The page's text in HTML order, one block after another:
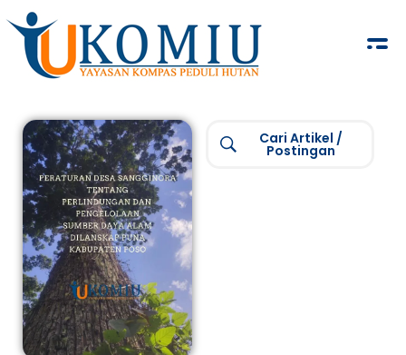
Cari Artikel /
Postingan